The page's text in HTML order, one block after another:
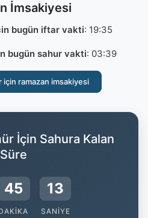
İmsakiyesi
bugün iftar vakti: 19:35
bugün sahur vakti: 03:39
için ramazan imsakiyesi
İçin Sahura Kalan
Süre
45 12
SANIYE